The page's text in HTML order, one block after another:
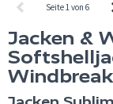
Seite 1 von 6
Jacken &